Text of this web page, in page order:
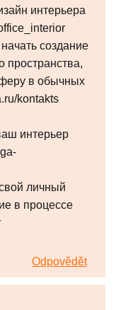
интерьера
создание
пространства,
в обычных
kontakts
интерьер
личный
в процессе
Odpovědět